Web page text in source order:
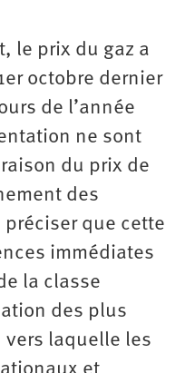
le prix du gaz a
octobre dernier
de l’année
ne sont
du prix de
des
que cette
immédiates
la classe
des plus
vers laquelle les